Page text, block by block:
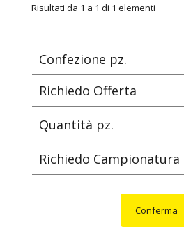
ARTICOLO
H
ØA
Risultati da 1 a 1 di 1 elementi
Confezione pz.
Richiedo Offerta
Quantità pz.
Richiedo Campionatura
Conferma